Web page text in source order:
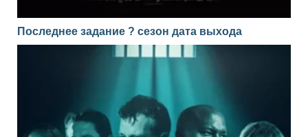
Последнее задание ? сезон дата выхода